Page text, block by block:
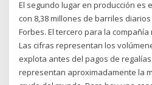
El segundo lugar en producción es
con 8,38 millones de barriles
Forbes. El tercero para la
Las cifras representan los
explota antes del pagos de
representan aproximadamente la